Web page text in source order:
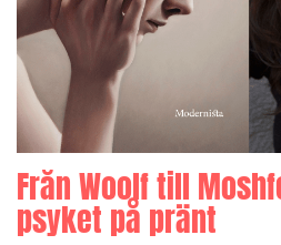
Från Woolf till
psyket på pränt